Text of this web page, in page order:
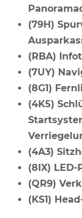
(79H)
(RBA)
(7UY)
(8G1)
(4K5)
(4A3)
(8IX)
(QR9)
(KS1)